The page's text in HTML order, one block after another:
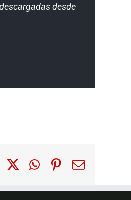
desde
FacebookWhatsApp
PinterestCorreo